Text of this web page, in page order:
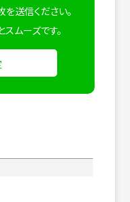
送信ください。
ムーズです。